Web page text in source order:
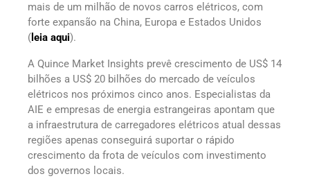
mais de um milhão de novos carros elétricos, com
forte expansão na China, Europa e Estados Unidos
( leia aqui).
A Quince Market Insights prevê crescimento de US$ 14
bilhões a US$ 20 bilhões do mercado de veículos
elétricos nos próximos cinco anos. Especialistas da
AIE e empresas de energia estrangeiras apontam que
a infraestrutura de carregadores elétricos atual dessas
regiões apenas conseguirá suportar o rápido
crescimento da frota de veículos com investimento
dos governos locais.